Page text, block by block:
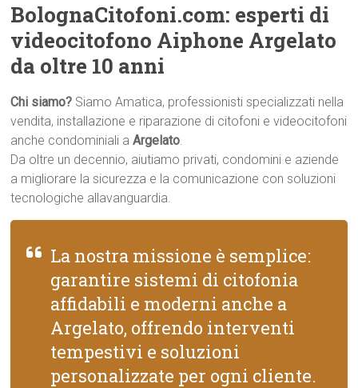
BolognaCitofoni.com: esperti di
videocitofono Aiphone Argelato
da oltre 10 anni
Chi siamo? Siamo Amatica, professionisti specializzati nella
vendita, installazione e riparazione di citofoni e videocitofoni
anche condominiali aArgelato.
Da oltre un decennio, aiutiamo privati, condomini e aziende
a migliorare la sicurezza e la comunicazione con soluzioni
tecnologiche allavanguardia.
La nostra missione è semplice:
garantire sistemi di citofonia
affidabili e moderni anche a
Argelato, offrendo interventi
tempestivi e soluzioni
personalizzate per ogni cliente.